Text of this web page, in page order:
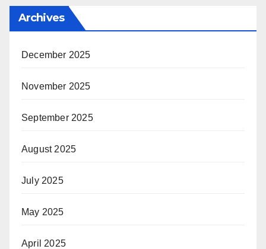
Archives
December 2025
November 2025
September 2025
August 2025
July 2025
May 2025
April 2025